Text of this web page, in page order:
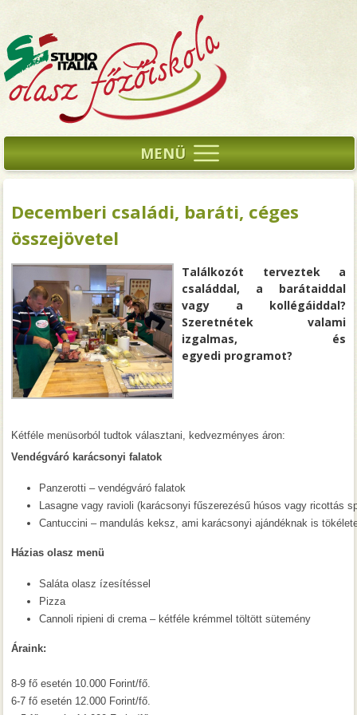
MENÜ
Decemberi családi, baráti, céges
összejövetel
Találkozót terveztek a
családdal, a barátaiddal
vagy a kollégáiddal?
Szeretnétek valami
izgalmas, és
egyedi programot?
Kétféle menüsorból tudtok választani, kedvezményes áron:
Vendégváró karácsonyi falatok
Panzerotti – vendégváró falatok
Lasagne vagy ravioli (karácsonyi fűszerezésű húsos vagy ricottás
Cantuccini – mandulás keksz, ami karácsonyi ajándéknak is
Házias olasz menü
Saláta olasz ízesítéssel
Pizza
Cannoli ripieni di crema – kétféle krémmel töltött sütemény
Áraink:
8-9 fő esetén 10.000 Forint/fő.
6-7 fő esetén 12.000 Forint/fő.